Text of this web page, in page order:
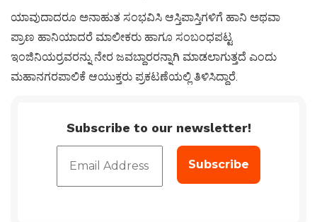
ಯಾವುದಾದರೂ ಅನಾಹುತ ಸಂಭವಿಸಿ ಆಸ್ತಿಪಾಸ್ತಿಗಳಿಗೆ ಹಾನಿ ಅಥವಾ
ಪ್ರಾಣ ಹಾನಿಯಾದರೆ ಮಾಲೀಕರು ಹಾಗೂ ಸಂಬಂಧಪಟ್ಟ
ಇಂಜಿನಿಯರ್‍ರವರನ್ನು ನೇರ ಜವಬ್ದಾರರನ್ನಾಗಿ ಮಾಡಲಾಗುತ್ತದೆ ಎಂದು
ಮಹಾನಗರಪಾಲಿಕೆ ಆಯುಕ್ತರು ಪ್ರಕಟಣೆಯಲ್ಲಿ ತಿಳಿಸಿದ್ದಾರೆ.
Subscribe to our newsletter!